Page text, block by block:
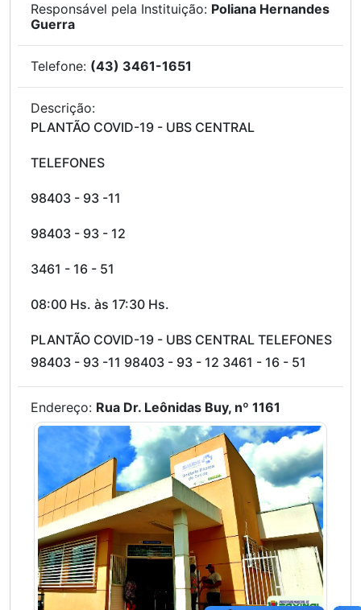
Responsável pela Instituição: Poliana Hernandes
Guerra
Telefone: (43) 3461-1651
Descrição:
PLANTÃO COVID-19 - UBS CENTRAL
TELEFONES
98403 - 93 -11
98403 - 93 - 12
3461 - 16 - 51
08:00 Hs. às 17:30 Hs.
PLANTÃO COVID-19 - UBS CENTRAL TELEFONES
98403 - 93 -11 98403 - 93 - 12 3461 - 16 - 51
Endereço: Rua Dr. Leônidas Buy, nº 1161